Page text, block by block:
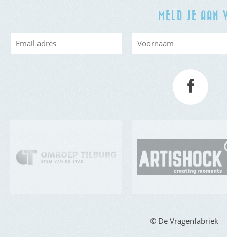
MELD JE AAN
© De Vragenfabriek